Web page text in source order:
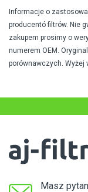
Informacje o
producentó filtrów. Nie
zakupem prosimy o
numerem OEM.
porównawczych.
Masz